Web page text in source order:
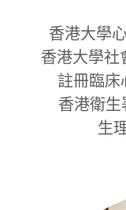
香港大學
香港大學社
註冊臨床
香港衛
生